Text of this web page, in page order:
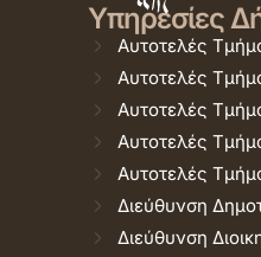
Υπηρεσίες
Αυτοτελές
Αυτοτελές
Αυτοτελές
Αυτοτελές
Αυτοτελές
Διεύθυνση
Διεύθυνση